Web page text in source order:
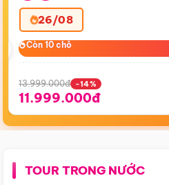
26/08
Còn 10 chỗ
Còn 10 chỗ
13.999.000đ -14%
11.999.000đ
TOUR TRONG NƯỚC